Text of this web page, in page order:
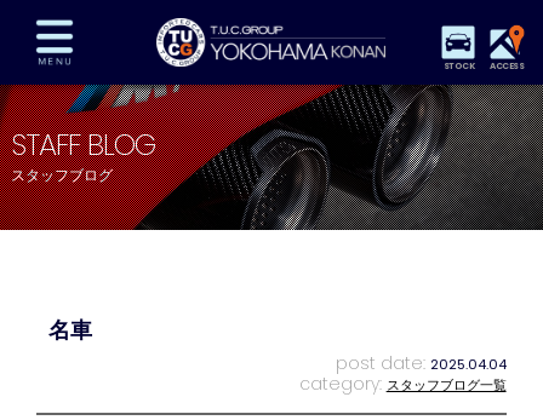
STOCK ACCESS
在庫車両情報 保証&サービス パーツリスト
TUCとは？ 店舗情報 アクセスマップ
全国納車 特別作業 注文販売
STAFF BLOG
スタッフブログ
名車
post date: 2025.04.04
category: スタッフブログ一覧